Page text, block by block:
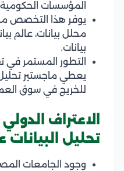
المؤسسات
يوفر هذا التخصص
محلل بيانات، عالم
بيانات.
التطور المستمر في
يعطي ماجستير تحليل
للخريج في سوق
الاعتراف
تحليل
وجود الجامعات